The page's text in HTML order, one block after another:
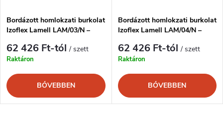
é
s
e
á
j
a
Bordázott homlokzati burkolat
Izoflex Lamell LAM/03/N –
62 426 Ft-tól/ szett
Raktáron
BŐVEBBEN
Bordázott homlokzati burkolat
Izoflex Lamell LAM/04/N –
62 426 Ft-tól/ szett
Raktáron
BŐVEBBEN